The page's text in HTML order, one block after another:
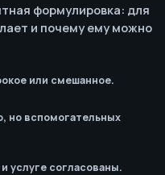
формулировка: для
и почему ему можно
или смешанное.
но вспомогательных
услуге согласованы.